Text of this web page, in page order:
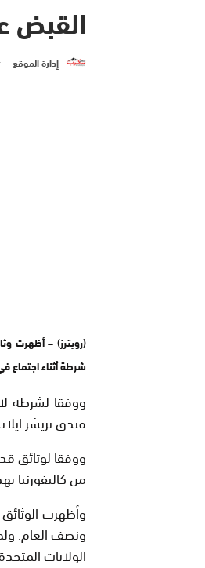
القبض
إدارة الموقع
(رويترز) – أظهرت
شرطة أثناء اجتماع
فندق تريشر
ووفقا لوثائق
من كاليفورنيا
وأظهرت
ونصف العام.
الولايات